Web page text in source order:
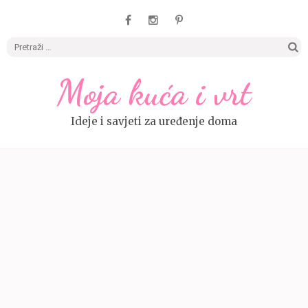
Moja kuća i vrt
Ideje i savjeti za uređenje doma